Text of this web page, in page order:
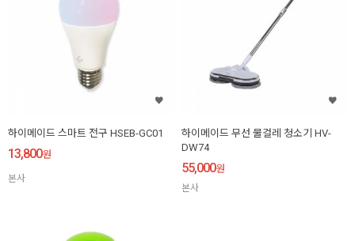
하이메이드 스마트 전구 HSEB-GC01
13,800원
본사
하이메이드 무선 물걸레 청소기 HV-
DW74
55,000원
본사